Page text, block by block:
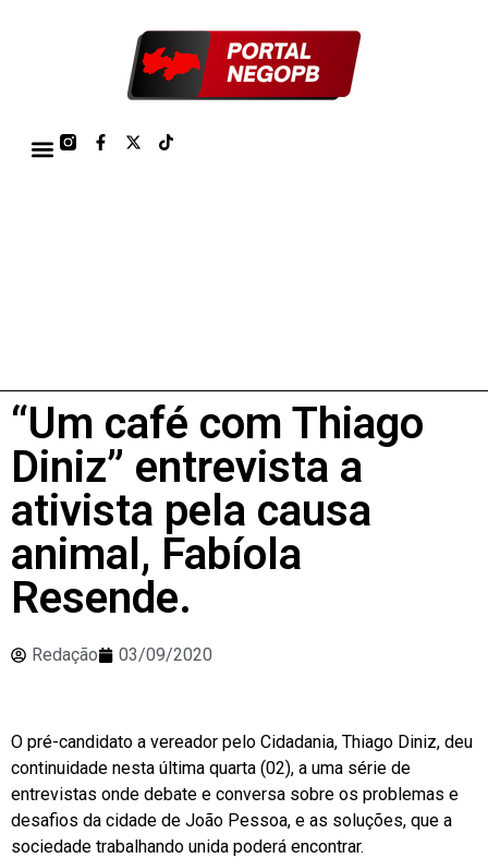
“Um café com Thiago
Diniz” entrevista a
ativista pela causa
animal, Fabíola
Resende.
Redação 03/09/2020
O pré-candidato a vereador pelo Cidadania, Thiago Diniz, deu
continuidade nesta última quarta (02), a uma série de
entrevistas onde debate e conversa sobre os problemas e
desafios da cidade de João Pessoa, e as soluções, que a
sociedade trabalhando unida poderá encontrar.